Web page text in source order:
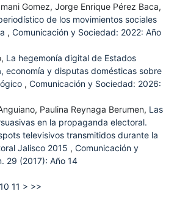
Gomez, Jorge Enrique Pérez Baca,
de los movimientos sociales
, Comunicación y Sociedad: 2022: Año
La hegemonía digital de Estados
economía y disputas domésticas sobre
, Comunicación y Sociedad: 2026:
Paulina Reynaga Berumen, Las
en la propaganda electoral.
televisivos transmitidos durante la
Jalisco 2015 , Comunicación y
29 (2017): Año 14
10 11 > >>